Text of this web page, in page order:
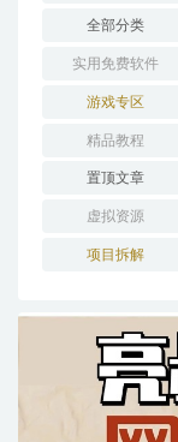
全部分类
实用免费软件
游戏专区
精品教程
置顶文章
虚拟资源
项目拆解